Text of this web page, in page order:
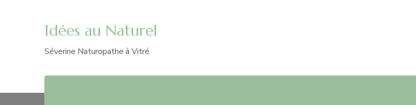
Idées au Naturel
Séverine Naturopathe à Vitré